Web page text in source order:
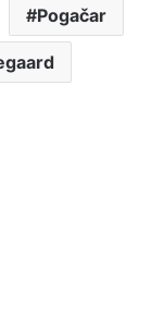
Pogačar